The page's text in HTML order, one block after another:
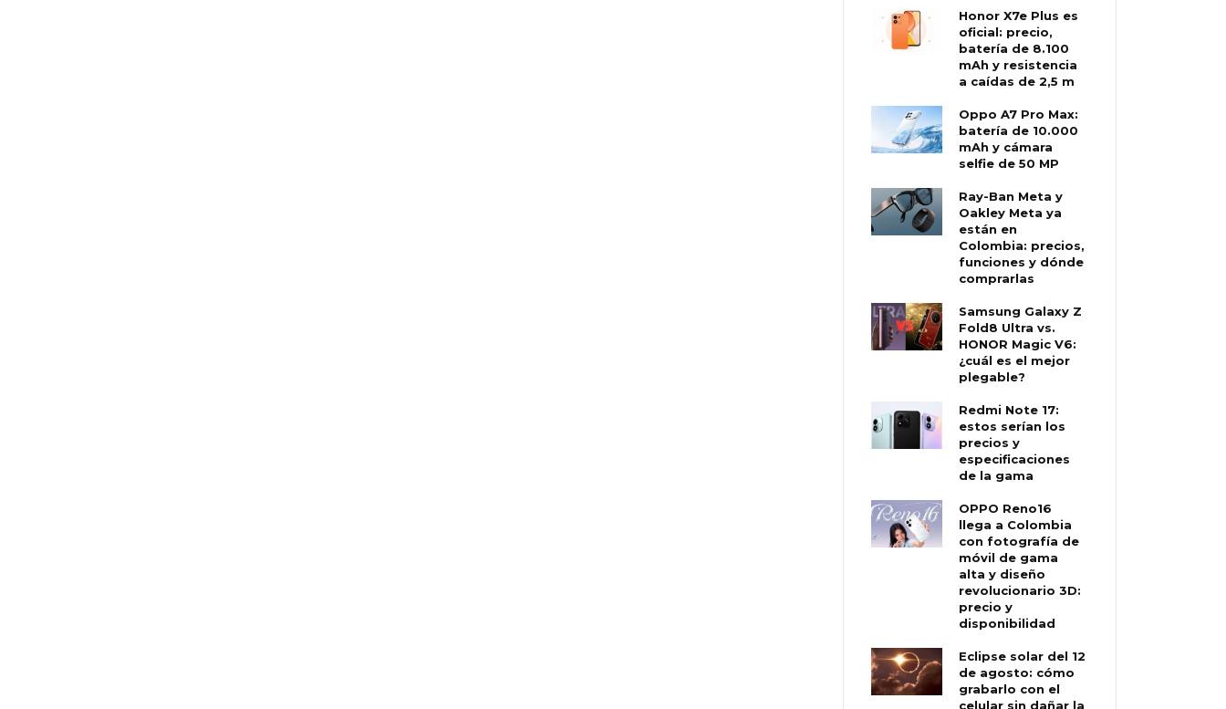
Honor X7e Plus es
oficial: precio,
batería de 8.100
mAh y resistencia
a caídas de 2,5 m
Oppo A7 Pro Max:
batería de 10.000
mAh y cámara
selfie de 50 MP
Ray-Ban Meta y
Oakley Meta ya
están en
Colombia: precios,
funciones y dónde
comprarlas
Samsung Galaxy Z
Fold8 Ultra vs.
HONOR Magic V6:
¿cuál es el mejor
plegable?
Redmi Note 17:
estos serían los
precios y
especificaciones
de la gama
OPPO Reno16
llega a Colombia
con fotografía de
móvil de gama
alta y diseño
revolucionario 3D:
precio y
disponibilidad
Eclipse solar del 12
de agosto: cómo
grabarlo con el
celular sin dañar la